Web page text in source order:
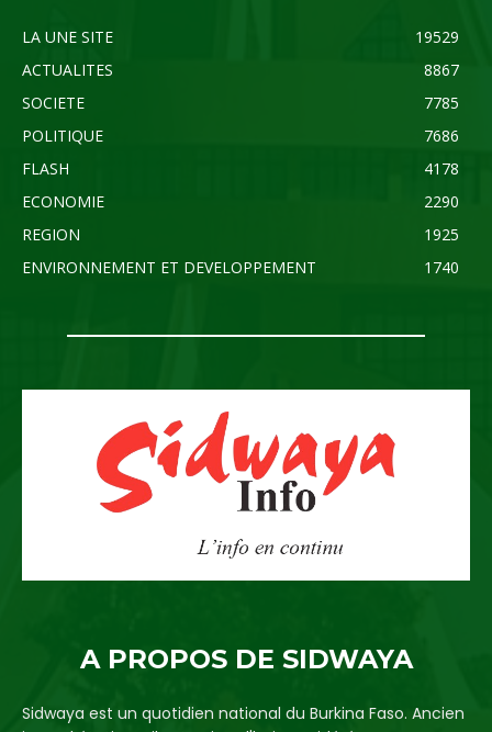
LA UNE SITE
19529
ACTUALITES
8867
SOCIETE
7785
POLITIQUE
7686
FLASH
4178
ECONOMIE
2290
REGION
1925
ENVIRONNEMENT ET DEVELOPPEMENT
1740
A PROPOS DE SIDWAYA
Sidwaya est un quotidien national du Burkina Faso. Ancien